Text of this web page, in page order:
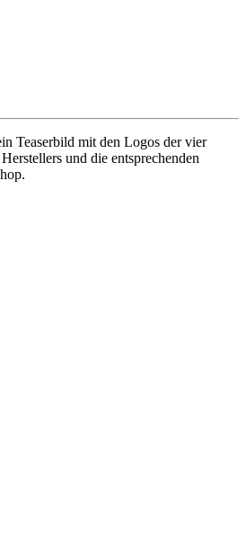
Teaserbild mit den Logos der vier
und die entsprechenden